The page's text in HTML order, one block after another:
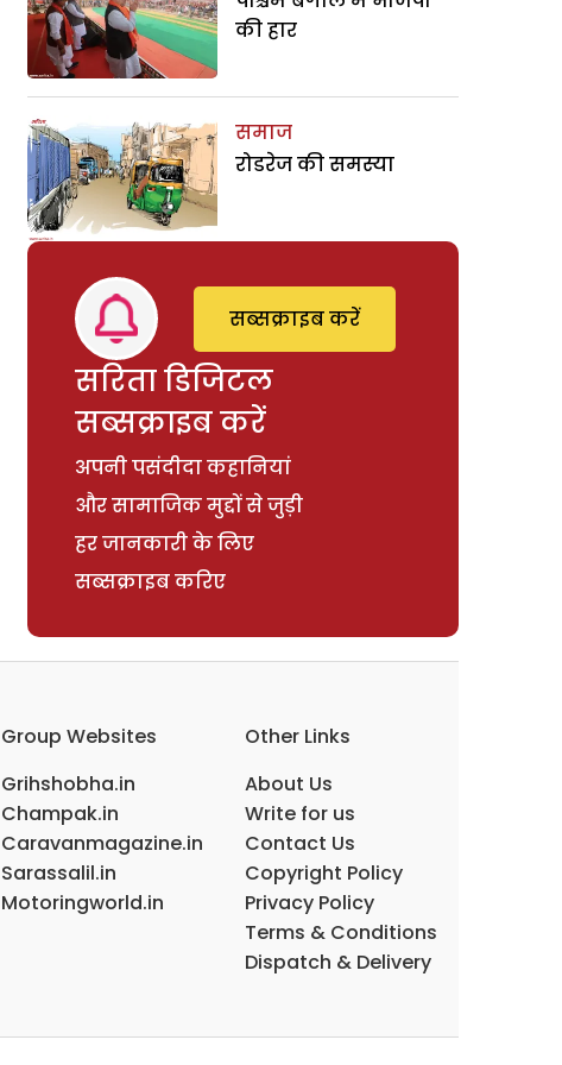
की हार
समाज
रोडरेज की समस्या
सरिता डिजिटल
सब्सक्राइब करें
अपनी पसंदीदा कहानियां
और सामाजिक मुद्दों से जुड़ी
हर जानकारी के लिए
सब्सक्राइब करिए
सब्सक्राइब करें
Group Websites
Grihshobha.in
Champak.in
Caravanmagazine.in
Sarassalil.in
Motoringworld.in
Other Links
About Us
Write for us
Contact Us
Copyright Policy
Privacy Policy
Terms & Conditions
Dispatch & Delivery